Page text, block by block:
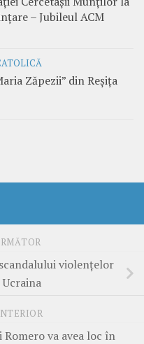
– Jubileul ACM
Zăpezii” din Reșița
violenţelor
va avea loc în